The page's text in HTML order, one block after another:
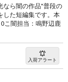
なら闇の作品"普段の
した短編集です。本
こ闇担当：鳴野辺鹿
入荷アラート